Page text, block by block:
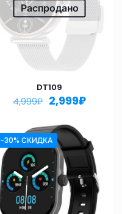
Распродано
DT109
4,999₽ 2,999₽
-30% СКИДКА